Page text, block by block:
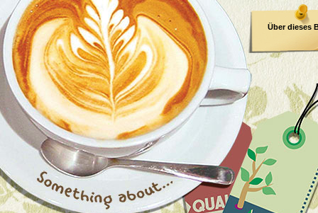
Über dieses